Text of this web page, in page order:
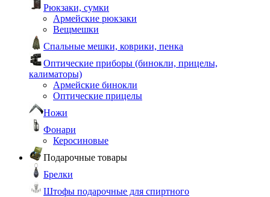
Рюкзаки, сумки
Армейские рюкзаки
Вещмешки
Спальные мешки, коврики, пенка
Оптические приборы (бинокли, прицелы,
калиматоры)
Армейские бинокли
Оптические прицелы
Ножи
Фонари
Керосиновые
Подарочные товары
Брелки
Штофы подарочные для спиртного